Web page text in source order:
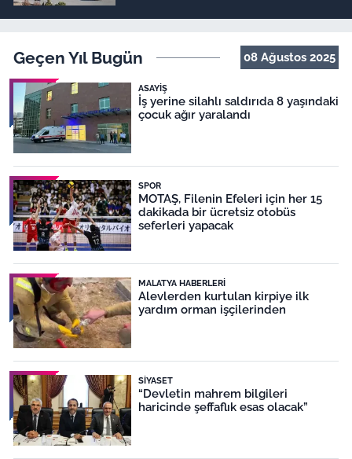
Geçen Yıl Bugün 08 Ağustos 2025
ASAYIŞ
İş yerine silahlı saldırıda 8 yaşındaki
çocuk ağır yaralandı
SPOR
MOTAŞ, Filenin Efeleri için her 15
dakikada bir ücretsiz otobüs
seferleri yapacak
MALATYA HABERLERI
Alevlerden kurtulan kirpiye ilk
yardım orman işçilerinden
SIYASET
“Devletin mahrem bilgileri
haricinde şeffaflık esas olacak”